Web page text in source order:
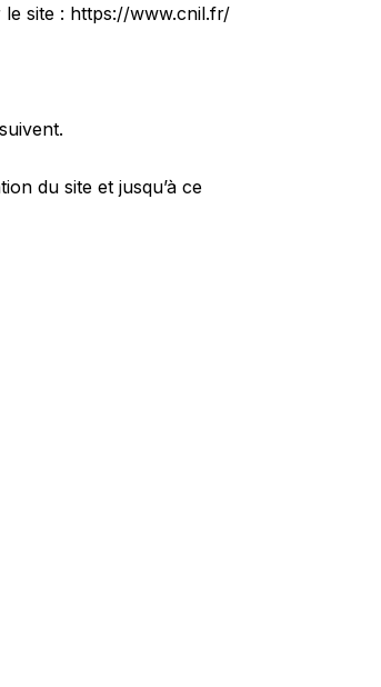
site : https://www.cnil.fr/
du site et jusqu’à ce